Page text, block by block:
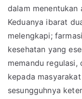
dalam menentukan
Keduanya ibarat
melengkapi;
kesehatan yang
memandu
kepada
sesungguhnya